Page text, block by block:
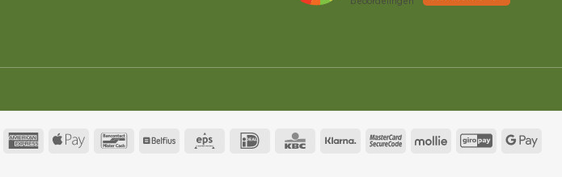
MasterCardAmericanApple
BancontactBelfius IDeal KBC Klarna
MasterCard
Mollie GiroPay